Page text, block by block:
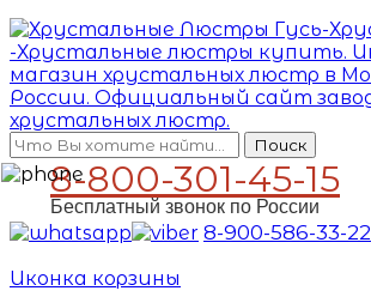
Поиск
8-800-301-45-15
Бесплатный звонок по России
8-900-586-33-22
Иконка корзины